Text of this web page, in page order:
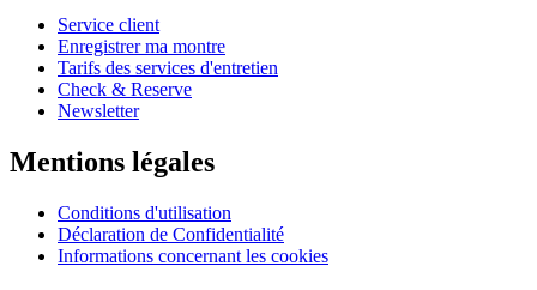
Service client
Enregistrer ma montre
Tarifs des services d'entretien
Check & Reserve
Newsletter
Mentions légales
Conditions d'utilisation
Déclaration de Confidentialité
Informations concernant les cookies